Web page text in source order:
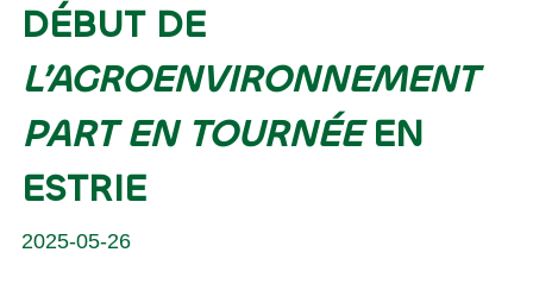
DÉBUT DE
L’AGROENVIRONNEMENT
PART EN TOURNÉEEN
ESTRIE
2025-05-26